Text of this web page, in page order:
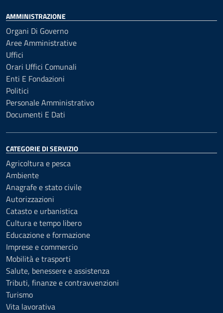
AMMINISTRAZIONE
Organi Di Governo
Aree Amministrative
Uffici
Orari Uffici Comunali
Enti E Fondazioni
Politici
Personale Amministrativo
Documenti E Dati
CATEGORIE DI SERVIZIO
Agricoltura e pesca
Ambiente
Anagrafe e stato civile
Autorizzazioni
Catasto e urbanistica
Cultura e tempo libero
Educazione e formazione
Imprese e commercio
Mobilità e trasporti
Salute, benessere e assistenza
Tributi, finanze e contravvenzioni
Turismo
Vita lavorativa